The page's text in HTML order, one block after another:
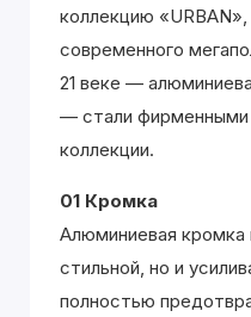
коллекцию
современного
21 веке —
— стали фирменными
коллекции.
01 Кромка
Алюминиевая кромка
стильной, но и
полностью